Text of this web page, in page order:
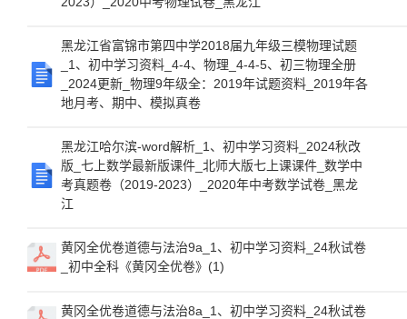
黑龙江省富锦市第四中学2018届九年级三模物理试题
_1、初中学习资料_4-4、物理_4-4-5、初三物理全册
_2024更新_物理9年级全：2019年试题资料_2019年各
地月考、期中、模拟真卷
黑龙江哈尔滨-word解析_1、初中学习资料_2024秋改
版_七上数学最新版课件_北师大版七上课课件_数学中
考真题卷（2019-2023）_2020年中考数学试卷_黑龙
江
黄冈全优卷道德与法治9a_1、初中学习资料_24秋试卷
_初中全科《黄冈全优卷》(1)
黄冈全优卷道德与法治8a_1、初中学习资料_24秋试卷